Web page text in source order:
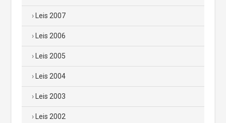
Leis 2007
Leis 2006
Leis 2005
Leis 2004
Leis 2003
Leis 2002